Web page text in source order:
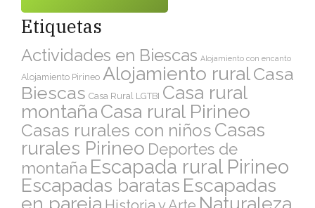
Etiquetas
Actividades en Biescas Alojamiento con encanto
Alojamiento Pirineo Alojamiento ruralCasa
Biescas Casa Rural LGTBI Casa rural
montañaCasa rural Pirineo
Casas rurales con niños Casas
rurales Pirineo Deportes de
montaña Escapada rural Pirineo
Escapadas baratas Escapadas
en pareja
Naturaleza